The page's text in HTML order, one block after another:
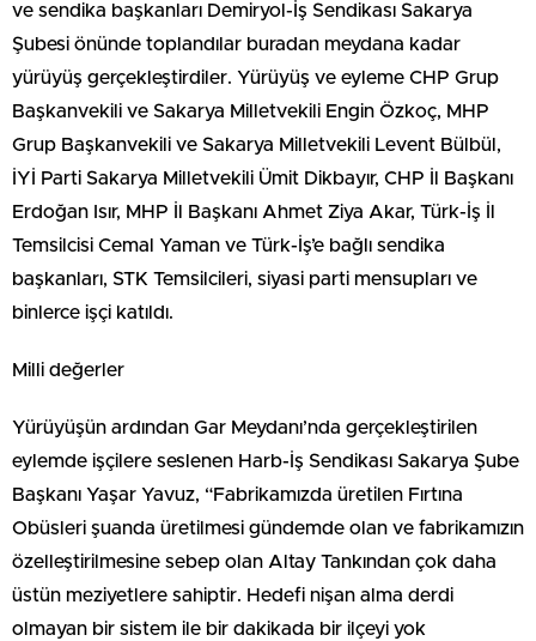
ve sendika başkanları Demiryol-İş Sendikası Sakarya
Şubesi önünde toplandılar buradan meydana kadar
yürüyüş gerçekleştirdiler. Yürüyüş ve eyleme CHP Grup
Başkanvekili ve Sakarya Milletvekili Engin Özkoç, MHP
Grup Başkanvekili ve Sakarya Milletvekili Levent Bülbül,
İYİ Parti Sakarya Milletvekili Ümit Dikbayır, CHP İl Başkanı
Erdoğan Isır, MHP İl Başkanı Ahmet Ziya Akar, Türk-İş İl
Temsilcisi Cemal Yaman ve Türk-İş’e bağlı sendika
başkanları, STK Temsilcileri, siyasi parti mensupları ve
binlerce işçi katıldı.
Milli değerler
Yürüyüşün ardından Gar Meydanı’nda gerçekleştirilen
eylemde işçilere seslenen Harb-İş Sendikası Sakarya Şube
Başkanı Yaşar Yavuz, “Fabrikamızda üretilen Fırtına
Obüsleri şuanda üretilmesi gündemde olan ve fabrikamızın
özelleştirilmesine sebep olan Altay Tankından çok daha
üstün meziyetlere sahiptir. Hedefi nişan alma derdi
olmayan bir sistem ile bir dakikada bir ilçeyi yok